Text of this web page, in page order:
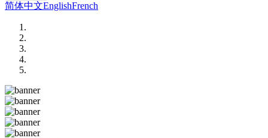
简体中文EnglishFrench